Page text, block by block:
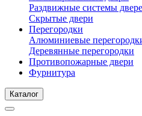
Раздвижные системы
Скрытые двери
Перегородки
Алюминиевые
Деревянные перегородки
Противопожарные двери
Фурнитура
Каталог